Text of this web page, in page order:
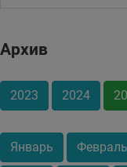
Архив
2023 2024
Январь Февраль